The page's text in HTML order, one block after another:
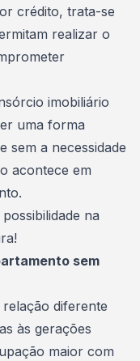
crédito, trata-se
realizar o
imobiliário
uma forma
sem a necessidade
acontece em
na
sem
diferente
às gerações
maior com